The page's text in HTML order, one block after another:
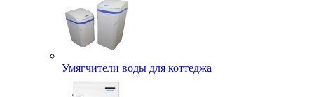
Умягчители воды для коттеджа